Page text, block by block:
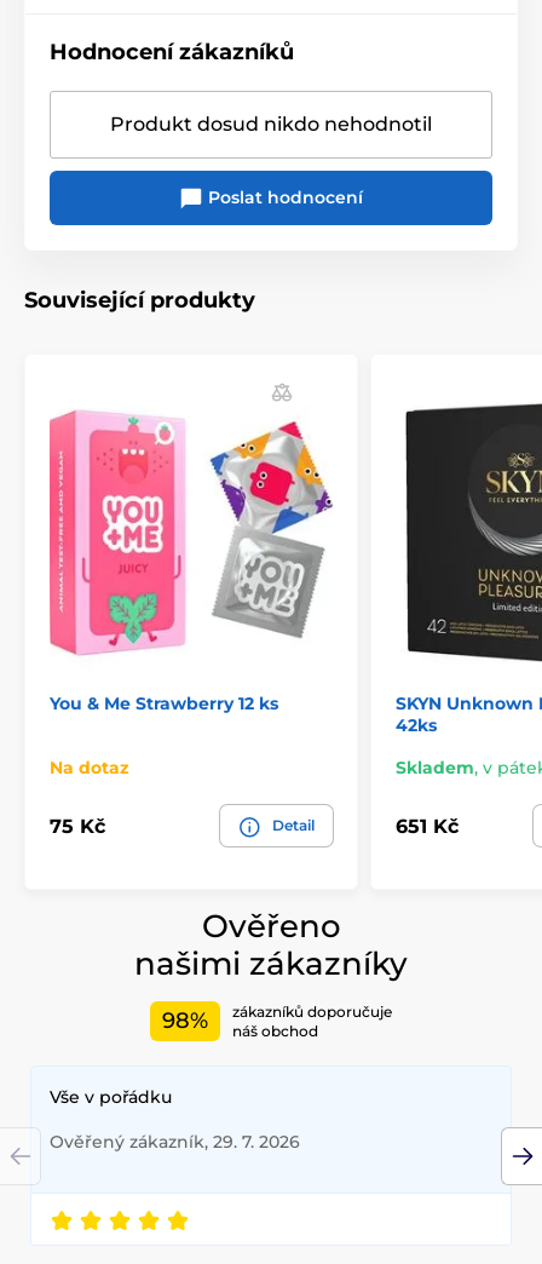
Hodnocení zákazníků
Produkt dosud nikdo nehodnotil
Poslat hodnocení
Související produkty
You & Me Strawberry 12 ks
Na dotaz
75 Kč Detail
SKYN Unknown
42ks
Skladem, v
651 Kč
Ověřeno
našimi zákazníky
98%
zákazníků doporučuje
náš obchod
Vše v pořádku
Ověřený zákazník, 29. 7. 2026